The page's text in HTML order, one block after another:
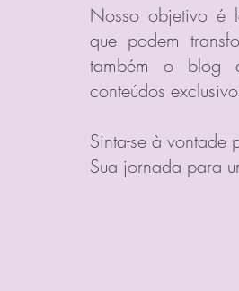
Nosso objetivo é
que podem
também o blog
conteúdos
Sinta-se à vontade
Sua jornada para